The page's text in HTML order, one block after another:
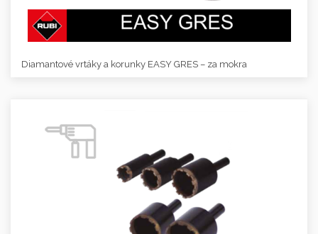
Diamantové vrtáky a korunky EASY GRES – za mokra